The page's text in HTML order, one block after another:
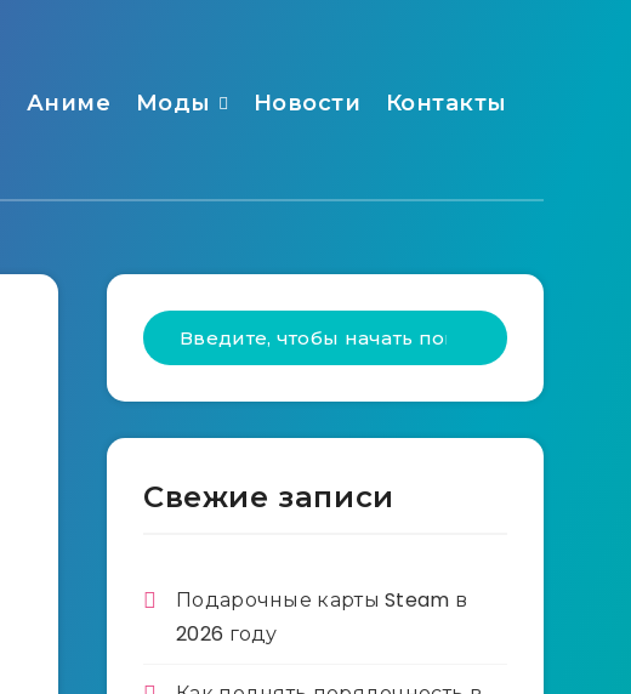
Аниме Моды Новости Контакты
Свежие записи
Подарочные карты Steam в
2026 году